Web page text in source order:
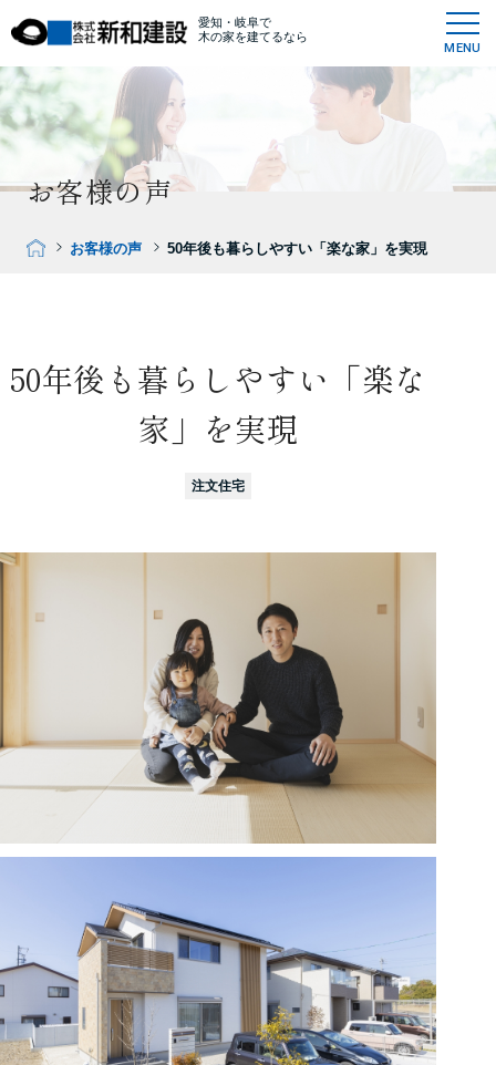
愛知・岐阜で
木の家を建てるなら
MENU
お客様の声
お客様の声 50年後も暮らしやすい「楽な家」を実現
50年後も暮らしやすい「楽な
家」を実現
注文住宅